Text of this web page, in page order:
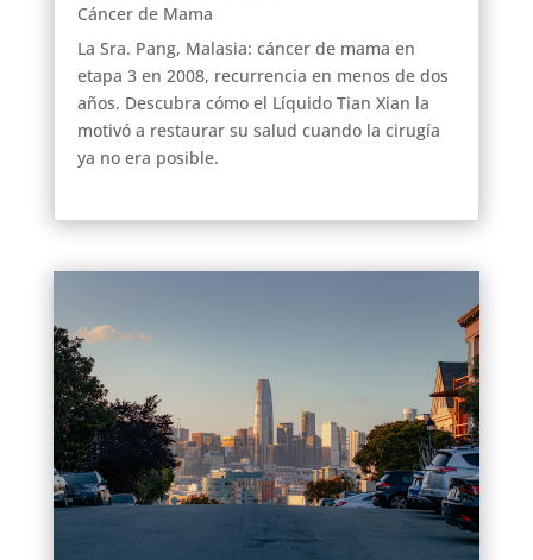
Cáncer de Mama
La Sra. Pang, Malasia: cáncer de mama en
etapa 3 en 2008, recurrencia en menos de dos
años. Descubra cómo el Líquido Tian Xian la
motivó a restaurar su salud cuando la cirugía
ya no era posible.